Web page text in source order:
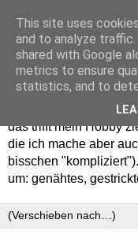
Willkommen in
das trifft mein Hobby
die ich mache aber
bisschen
um: genähtes,
This site uses
and to analyze traffic.
shared with Google
metrics to ensure
statistics, and to